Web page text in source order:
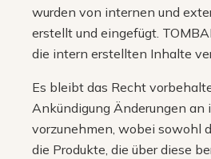
wurden von internen und
erstellt und eingefügt.
die intern erstellten Inhalte
Es bleibt das Recht
Ankündigung Änderungen an
vorzunehmen, wobei sowohl
die Produkte, die über diese